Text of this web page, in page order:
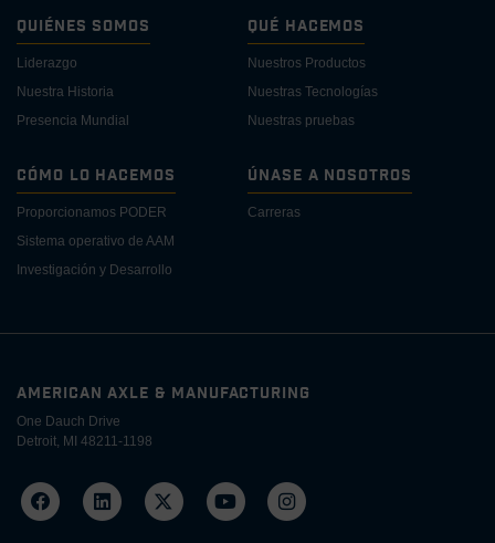
Quiénes Somos
Liderazgo
Nuestra Historia
Presencia Mundial
Qué Hacemos
Nuestros Productos
Nuestras Tecnologías
Nuestras pruebas
Cómo lo Hacemos
Proporcionamos PODER
Sistema operativo de AAM
Investigación y Desarrollo
Únase a Nosotros
Carreras
AMERICAN AXLE & MANUFACTURING
One Dauch Drive
Detroit, MI 48211-1198